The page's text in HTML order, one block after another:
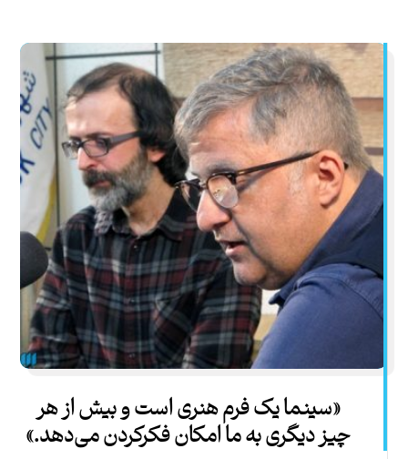
«سینما یک فرم هنری است و بیش از هر
چیز دیگری به ما امکان فکرکردن می‌دهد.»